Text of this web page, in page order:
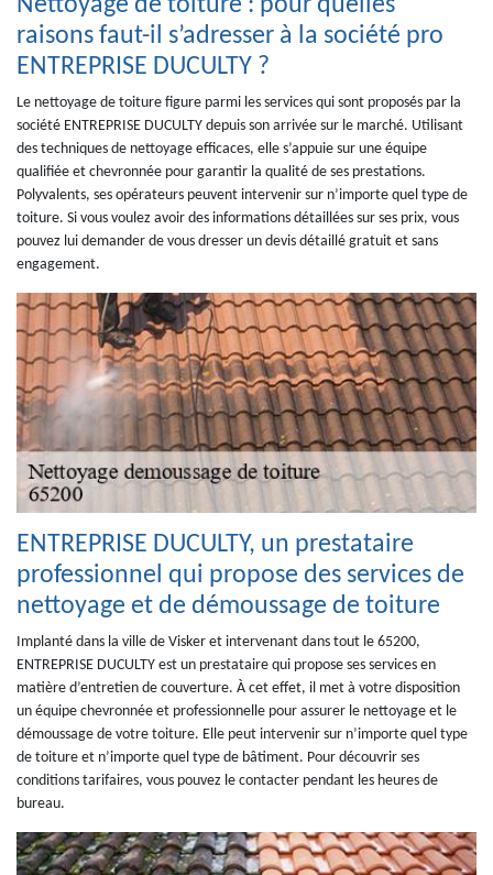
Nettoyage de toiture : pour quelles
raisons faut-il s’adresser à la société pro
ENTREPRISE DUCULTY ?
Le nettoyage de toiture figure parmi les services qui sont proposés par la
société ENTREPRISE DUCULTY depuis son arrivée sur le marché. Utilisant
des techniques de nettoyage efficaces, elle s’appuie sur une équipe
qualifiée et chevronnée pour garantir la qualité de ses prestations.
Polyvalents, ses opérateurs peuvent intervenir sur n’importe quel type de
toiture. Si vous voulez avoir des informations détaillées sur ses prix, vous
pouvez lui demander de vous dresser un devis détaillé gratuit et sans
engagement.
ENTREPRISE DUCULTY, un prestataire
professionnel qui propose des services de
nettoyage et de démoussage de toiture
Implanté dans la ville de Visker et intervenant dans tout le 65200,
ENTREPRISE DUCULTY est un prestataire qui propose ses services en
matière d’entretien de couverture. À cet effet, il met à votre disposition
un équipe chevronnée et professionnelle pour assurer le nettoyage et le
démoussage de votre toiture. Elle peut intervenir sur n’importe quel type
de toiture et n’importe quel type de bâtiment. Pour découvrir ses
conditions tarifaires, vous pouvez le contacter pendant les heures de
bureau.